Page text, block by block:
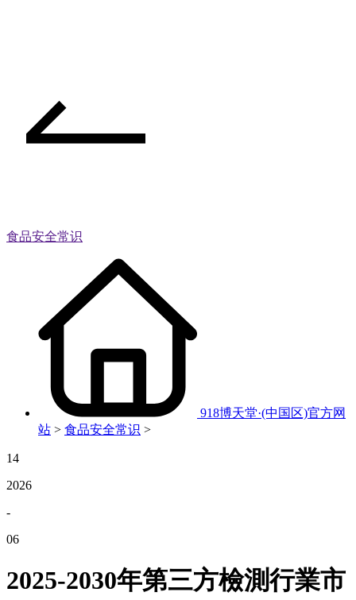
食品安全常识
918博天堂·(中国区)官方网
站 > 食品安全常识 >
14
2026
-
06
2025-2030年第三方檢測行業市